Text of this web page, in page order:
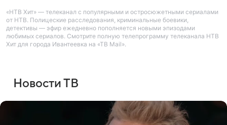
«НТВ Хит» — телеканал с популярными и остросюжетными сериалами
от НТВ. Полицеские расследования, криминальные боевики,
детективы — эфир ежедневно пополняется новыми эпизодами
любимых сериалов. Смотрите полную телепрограмму телеканала НТВ
Хит для города Ивантеевка на «ТВ Mail».
Новости ТВ